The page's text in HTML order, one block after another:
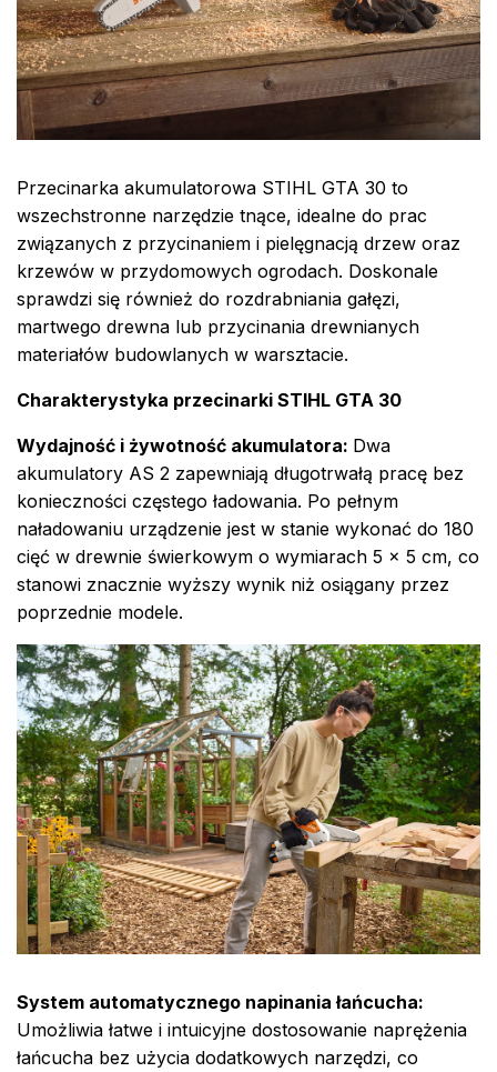
Przecinarka akumulatorowa STIHL GTA 30 to
wszechstronne narzędzie tnące, idealne do prac
związanych z przycinaniem i pielęgnacją drzew oraz
krzewów w przydomowych ogrodach. Doskonale
sprawdzi się również do rozdrabniania gałęzi,
martwego drewna lub przycinania drewnianych
materiałów budowlanych w warsztacie.
Charakterystyka przecinarki STIHL GTA 30
Wydajność i żywotność akumulatora: Dwa
akumulatory AS 2 zapewniają długotrwałą pracę bez
konieczności częstego ładowania. Po pełnym
naładowaniu urządzenie jest w stanie wykonać do 180
cięć w drewnie świerkowym o wymiarach 5 × 5 cm, co
stanowi znacznie wyższy wynik niż osiągany przez
poprzednie modele.
System automatycznego napinania łańcucha:
Umożliwia łatwe i intuicyjne dostosowanie naprężenia
łańcucha bez użycia dodatkowych narzędzi, co